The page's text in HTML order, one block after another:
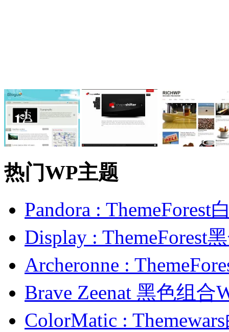
热门WP主题
Pandora : ThemeForest
Display : ThemeForest
Archeronne :
Brave Zeenat 黑色组合
ColorMatic :